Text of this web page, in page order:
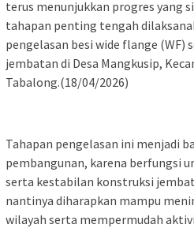
terus menunjukkan progres yang
tahapan penting tengah
pengelasan besi wide flange (WF)
jembatan di Desa Mangkusip,
Tabalong.(18/04/2026)
Tahapan pengelasan ini menjadi
pembangunan, karena berfungsi
serta kestabilan konstruksi
nantinya diharapkan mampu
wilayah serta mempermudah